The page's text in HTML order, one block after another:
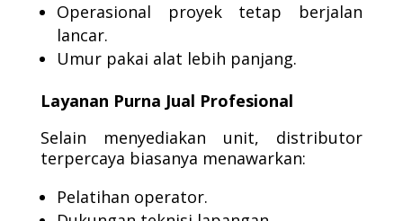
Operasional proyek tetap berjalan
lancar.
Umur pakai alat lebih panjang.
Layanan Purna Jual Profesional
Selain menyediakan unit, distributor
terpercaya biasanya menawarkan:
Pelatihan operator.